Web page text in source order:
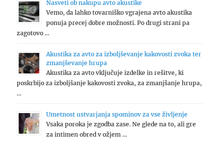
Nasveti ob nakupu avto akustike
Vemo, da lahko tovarniško vgrajena avto akustika
ponuja precej dobre možnosti. Po drugi strani pa
zagotovo …
Akustika za avto za izboljševanje kakovosti zvoka ter
zmanjševanje hrupa
Akustika za avto vključuje izdelke in rešitve, ki
poskrbijo za izboljšanje kakovosti zvoka, za zmanjšanje hrupa,
…
Umetnost ustvarjanja spominov za vse življenje
Vsaka poroka je zgodba zase. Ne glede na to, ali gre
za intimen obred v ožjem …